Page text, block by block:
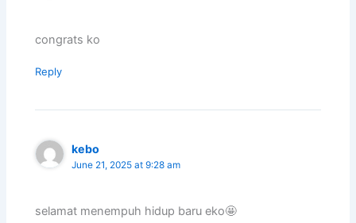
congrats ko
Reply
kebo
June 21, 2025 at 9:28 am
selamat menempuh hidup baru eko🤩